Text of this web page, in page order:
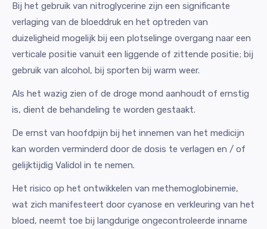
Bij het gebruik van nitroglycerine zijn een significante
verlaging van de bloeddruk en het optreden van
duizeligheid mogelijk bij een plotselinge overgang naar een
verticale positie vanuit een liggende of zittende positie; bij
gebruik van alcohol, bij sporten bij warm weer.
Als het wazig zien of de droge mond aanhoudt of ernstig
is, dient de behandeling te worden gestaakt.
De ernst van hoofdpijn bij het innemen van het medicijn
kan worden verminderd door de dosis te verlagen en / of
gelijktijdig Validol in te nemen.
Het risico op het ontwikkelen van methemoglobinemie,
wat zich manifesteert door cyanose en verkleuring van het
bloed, neemt toe bij langdurige ongecontroleerde inname